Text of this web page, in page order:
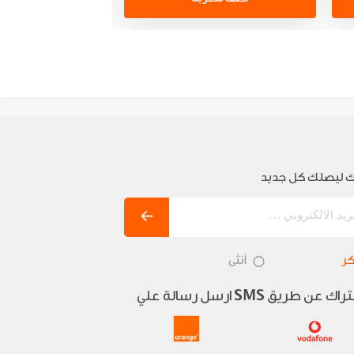
ليصلك كل جديد
أنثى
عن طريق SMS ارسل رسالة علي